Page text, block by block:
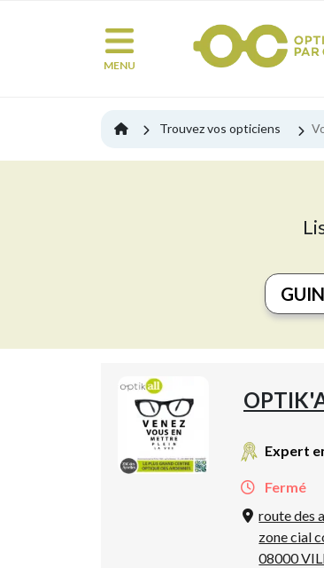
MENU
Trouvez vos opticiens
Expert
Fermé
route des
zone cial
08000